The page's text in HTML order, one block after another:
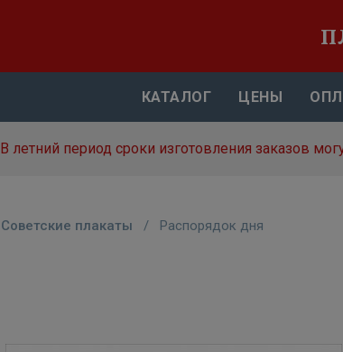
КАТАЛОГ ЦЕНЫ
В летний период сроки изготовления заказов
Советские плакаты / Распорядок дня